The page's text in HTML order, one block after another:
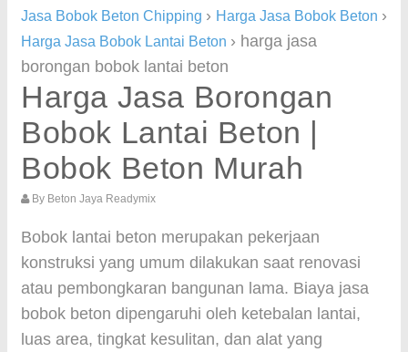
Jasa Bobok Beton Chipping › Harga Jasa Bobok Beton ›
Harga Jasa Bobok Lantai Beton › harga jasa
borongan bobok lantai beton
Harga Jasa Borongan
Bobok Lantai Beton |
Bobok Beton Murah
By Beton Jaya Readymix
Bobok lantai beton merupakan pekerjaan
konstruksi yang umum dilakukan saat renovasi
atau pembongkaran bangunan lama. Biaya jasa
bobok beton dipengaruhi oleh ketebalan lantai,
luas area, tingkat kesulitan, dan alat yang